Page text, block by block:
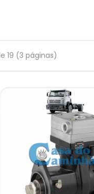
19 (3 páginas)